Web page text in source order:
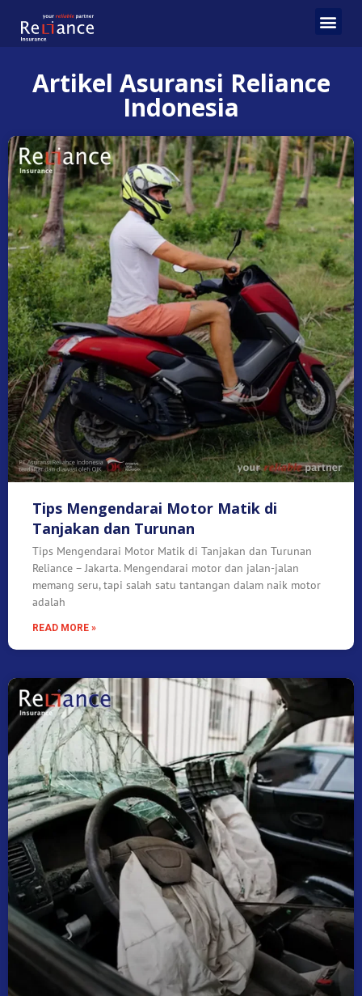
Artikel Asuransi Reliance
Indonesia
Tips Mengendarai Motor Matik di
Tanjakan dan Turunan
Tips Mengendarai Motor Matik di Tanjakan dan Turunan
Reliance – Jakarta. Mengendarai motor dan jalan-jalan
memang seru, tapi salah satu tantangan dalam naik motor
adalah
READ MORE »